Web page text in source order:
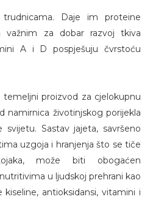
Daje im proteine
važnim za dobar razvoj tkiva
A i D pospješuju čvrstoću
temeljni proizvod za cjelokupnu
namirnica životinjskog porijekla
svijetu. Sastav jajeta, savršeno
uzgoja i hranjenja što se tiče
može biti obogaćen
u ljudskoj prehrani kao
antioksidansi, vitamini i